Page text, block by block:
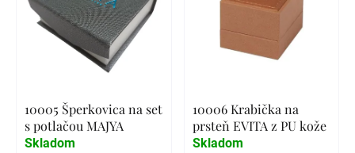
10005 Šperkovica na set
s potlačou MAJYA
Skladom
10006 Krabička na
prsteň EVITA z PU kože
Skladom